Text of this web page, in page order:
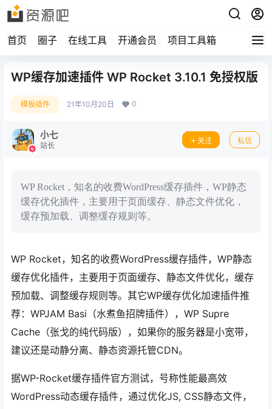
首页 圈子 在线工具 开通会员 项目工具箱
WP缓存加速插件 WP Rocket 3.10.1 免授权版
模板插件 21年10月20日 0
小七
站长
关注 私信
WP Rocket，知名的收费WordPress缓存插件，WP静态
缓存优化插件，主要用于页面缓存、静态文件优化，
缓存预加载、调整缓存规则等。
WP Rocket，知名的收费WordPress缓存插件，WP静态
缓存优化插件，主要用于页面缓存、静态文件优化，缓存
预加载、调整缓存规则等。其它WP缓存优化加速插件推
荐：WPJAM Basi（水煮鱼招牌插件），WP Supre
Cache（张戈的纯代码版），如果你的服务器是小宽带，
建议还是动静分离、静态资源托管CDN。
据WP-Rocket缓存插件官方测试，号称性能最高效
WordPress动态缓存插件，通过优化JS, CSS静态文件，